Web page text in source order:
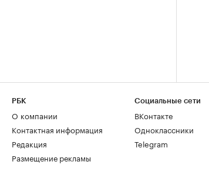
РБК
О компании
Контактная информация
Редакция
Размещение рекламы
Социальные сети
ВКонтакте
Одноклассники
Telegram